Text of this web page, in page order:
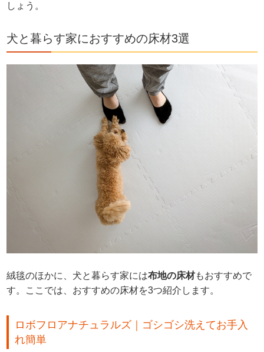
しょう。
犬と暮らす家におすすめの床材3選
絨毯のほかに、犬と暮らす家には布地の床材もおすすめで
す。ここでは、おすすめの床材を3つ紹介します。
ロボフロアナチュラルズ｜ゴシゴシ洗えてお手入
れ簡単